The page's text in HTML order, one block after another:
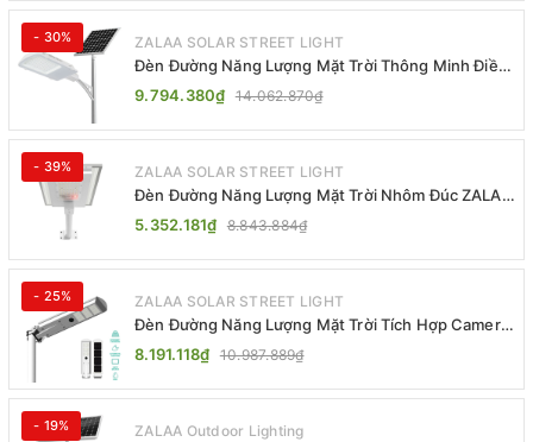
- 30% ZALAA SOLAR STREET LIGHT
Đèn Đường Năng Lượng Mặt Trời Thông Minh Điều
Khiển MPPT ZL-GMX01 ZALAA
9.794.380₫ 14.062.870₫
- 39% ZALAA SOLAR STREET LIGHT
Đèn Đường Năng Lượng Mặt Trời Nhôm Đúc ZALAA
ZL-BWH Cao Cấp IP65
5.352.181₫ 8.843.884₫
- 25% ZALAA SOLAR STREET LIGHT
Đèn Đường Năng Lượng Mặt Trời Tích Hợp Camera
ZALAA ZL-BJ04-CCTV (80W, IP65)
8.191.118₫ 10.987.889₫
- 19% ZALAA Outdoor Lighting